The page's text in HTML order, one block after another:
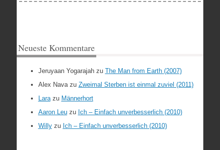
Neueste Kommentare
Jeruyaan Yogarajahzu The Man from Earth (2007)
Alex Navazu Zweimal Sterben ist einmal zuviel (2011)
Larazu Männerhort
Aaron Leuzu Ich – Einfach unverbesserlich (2010)
Willyzu Ich – Einfach unverbesserlich (2010)